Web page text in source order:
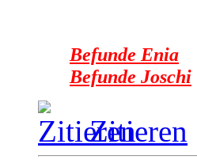
Befunde Enia
Befunde Joschi
Zitieren